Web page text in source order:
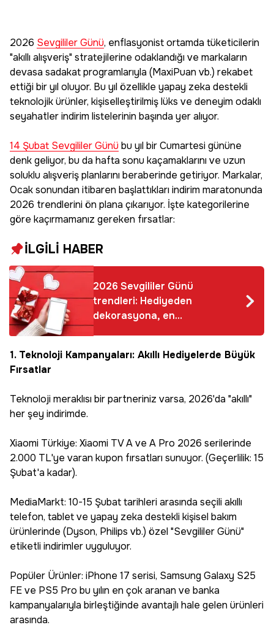
2026 Sevgililer Günü, enflasyonist ortamda tüketicilerin
"akıllı alışveriş" stratejilerine odaklandığı ve markaların
devasa sadakat programlarıyla (MaxiPuan vb.) rekabet
ettiği bir yıl oluyor. Bu yıl özellikle yapay zeka destekli
teknolojik ürünler, kişiselleştirilmiş lüks ve deneyim odaklı
seyahatler indirim listelerinin başında yer alıyor.
14 Şubat Sevgililer Günü bu yıl bir Cumartesi gününe
denk geliyor, bu da hafta sonu kaçamaklarını ve uzun
soluklu alışveriş planlarını beraberinde getiriyor. Markalar,
Ocak sonundan itibaren başlattıkları indirim maratonunda
2026 trendlerini ön plana çıkarıyor. İşte kategorilerine
göre kaçırmamanız gereken fırsatlar:
İLGİLİ HABER
2026 Sevgililer Günü
trendleri: Hediyeden
dekorasyona, en
popüler fikirler ve
1. Teknoloji Kampanyaları: Akıllı Hediyelerde Büyük
Fırsatlar
Teknoloji meraklısı bir partneriniz varsa, 2026'da "akıllı"
her şey indirimde.
Xiaomi Türkiye: Xiaomi TV A ve A Pro 2026 serilerinde
2.000 TL'ye varan kupon fırsatları sunuyor. (Geçerlilik: 15
Şubat'a kadar).
MediaMarkt: 10-15 Şubat tarihleri arasında seçili akıllı
telefon, tablet ve yapay zeka destekli kişisel bakım
ürünlerinde (Dyson, Philips vb.) özel "Sevgililer Günü"
etiketli indirimler uyguluyor.
Popüler Ürünler: iPhone 17 serisi, Samsung Galaxy S25
FE ve PS5 Pro bu yılın en çok aranan ve banka
kampanyalarıyla birleştiğinde avantajlı hale gelen ürünleri
arasında.